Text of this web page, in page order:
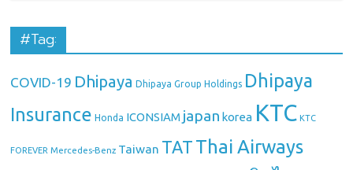
#Tag:
COVID-19 Dhipaya Dhipaya Group Holdings Dhipaya
Insurance Honda ICONSIAM japan korea KTC KTC
FOREVER Mercedes-Benz Taiwan TAT Thai Airways